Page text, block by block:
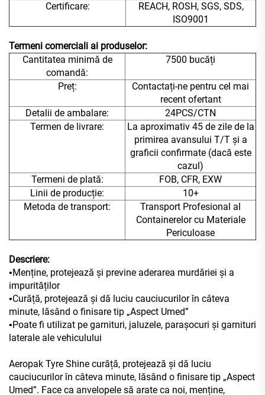
Certificare:
REACH, ROSH, SGS, SDS,
ISO9001
Termeni comerciali ai produselor:
Cantitatea minimă de
comandă:
7500 bucăți
Preț:
Contactați-ne pentru cel mai
recent ofertant
Detalii de ambalare:
24PCS/CTN
Termen de livrare:
La aproximativ 45 de zile de la
primirea avansului T/T și a
graficii confirmate (dacă este
cazul)
Termeni de plată:
FOB, CFR, EXW
Linii de producție:
10+
Metoda de transport:
Transport Profesional al
Containerelor cu Materiale
Periculoase
Descriere:
•Menține, protejează și previne aderarea murdăriei și a
impurităților
•Curăță, protejează și dă luciu cauciucurilor în câteva
minute, lăsând o finisare tip „Aspect Umed”
•Poate fi utilizat pe garnituri, jaluzele, parașocuri și garnituri
laterale ale vehiculului
Aeropak Tyre Shine curăță, protejează și dă luciu
cauciucurilor în câteva minute, lăsând o finisare tip „Aspect
Umed”. Face ca anvelopele să arate ca noi, menține,